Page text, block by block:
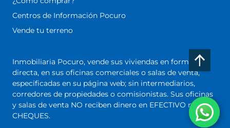
Centros de Información Pocuro
Vende tu terreno
Inmobiliaria Pocuro, vende sus viviendas en forma
directa, en sus oficinas comerciales o salas de venta,
especificadas en su página web; sin intermediarios,
corredores de propiedades o comisionistas. Sus oficinas
y salas de venta NO reciben dinero en EFECTIVO ni
CHEQUES.